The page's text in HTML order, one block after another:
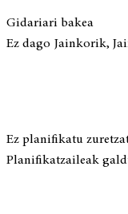
Gidariari bakea
Ez dago Jainkorik,
Ez planifikatu
Planifikatzaileak